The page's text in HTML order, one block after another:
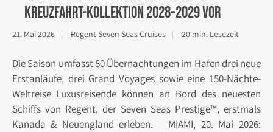
Kreuzfahrt-Kollektion 2028–2029 vor
21. Mai 2026 Regent Seven Seas Cruises 20 min. Lesezeit
Die Saison umfasst 80 Übernachtungen im Hafen drei neue
Erstanläufe, drei Grand Voyages sowie eine 150-Nächte-
Weltreise Luxusreisende können an Bord des neuesten
Schiffs von Regent, der Seven Seas Prestige™, erstmals
Kanada & Neuengland erleben. MIAMI, 20. Mai 2026: